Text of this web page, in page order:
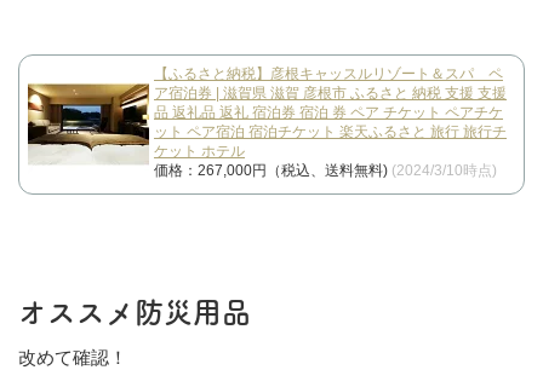
【ふるさと納税】彦根キャッスルリゾート＆スパ ペ
ア宿泊券 | 滋賀県 滋賀 彦根市 ふるさと 納税 支援 支援
品 返礼品 返礼 宿泊券 宿泊 券 ペア チケット ペアチケ
ット ペア宿泊 宿泊チケット 楽天ふるさと 旅行 旅行チ
ケット ホテル
価格：267,000円（税込、送料無料) (2024/3/10時点)
オススメ防災用品
改めて確認！